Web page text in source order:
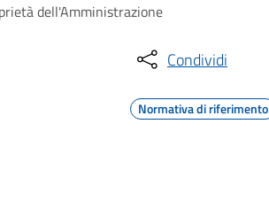
dell'Amministrazione
Condividi
Normativa di riferimento